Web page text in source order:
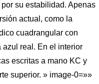
su estabilidad. Apenas
actual, como la
cuadrangular con
azul real. En el interior
escritas a mano KC y
superior. » image-0=»»